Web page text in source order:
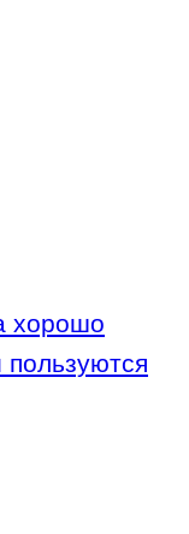
хорошо
пользуются